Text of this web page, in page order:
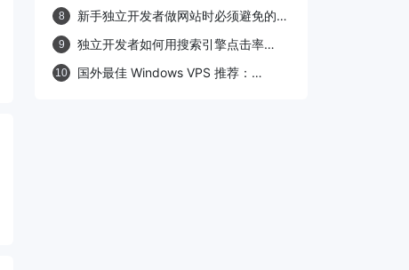
8
新手独立开发者做网站时必须避免的四
9
独立开发者如何用搜索引擎点击率
10
国外最佳 Windows VPS 推荐：